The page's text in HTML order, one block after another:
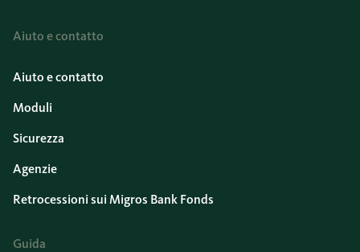
Aiuto e contatto
Aiuto e contatto
Moduli
Sicurezza
Agenzie
Retrocessioni sui Migros Bank Fonds
Guida